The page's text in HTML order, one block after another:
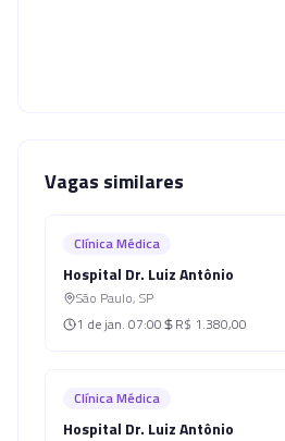
Vagas similares
Clínica Médica
Hospital Dr. Luiz Antônio
São Paulo, SP
1 de jan. 07:00 R$ 1.380,00
Clínica Médica
Hospital Dr. Luiz Antônio